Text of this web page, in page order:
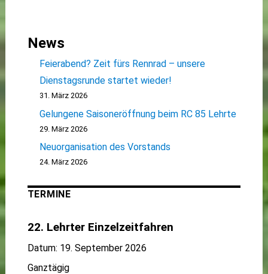
News
Feierabend? Zeit fürs Rennrad – unsere
Dienstagsrunde startet wieder!
31. März 2026
Gelungene Saisoneröffnung beim RC 85 Lehrte
29. März 2026
Neuorganisation des Vorstands
24. März 2026
TERMINE
22. Lehrter Einzelzeitfahren
Datum: 19. September 2026
Ganztägig